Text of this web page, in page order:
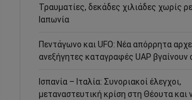
Τραυματίες, δεκάδες χιλιάδες χωρίς
Ιαπωνία
Πεντάγωνο και UFO: Νέα απόρρητα
ανεξήγητες καταγραφές UAP
Ισπανία – Ιταλία: Συνοριακοί έλεγχοι,
μεταναστευτική κρίση στη Θέουτα και